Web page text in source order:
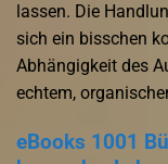
lassen. Die
sich ein bisschen
Abhängigkeit des
echtem,
eBooks 1001